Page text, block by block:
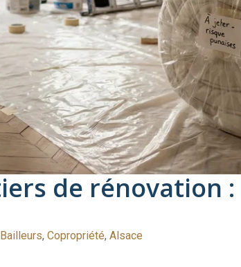
de rénovation :
Bailleurs, Copropriété, Alsace